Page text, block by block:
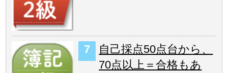
自己採点50点台から、
70点以上＝合格もあ